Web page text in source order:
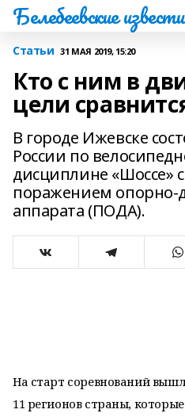
Белебеевские
Статьи 31 МАЯ 2019, 15:20
Кто с ним в
цели
В городе Ижевске
России по
дисциплине «Шоссе»
поражением опорно-
аппарата (ПОДА).
На старт соревнований
11 регионов страны,